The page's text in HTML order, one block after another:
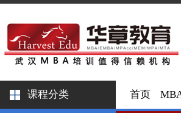
课程分类 首页